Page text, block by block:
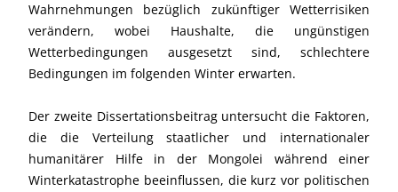
Wahrnehmungen bezüglich zukünftiger Wetterrisiken
verändern, wobei Haushalte, die ungünstigen
Wetterbedingungen ausgesetzt sind, schlechtere
Bedingungen im folgenden Winter erwarten.
Der zweite Dissertationsbeitrag untersucht die Faktoren,
die die Verteilung staatlicher und internationaler
humanitärer Hilfe in der Mongolei während einer
Winterkatastrophe beeinflussen, die kurz vor politischen